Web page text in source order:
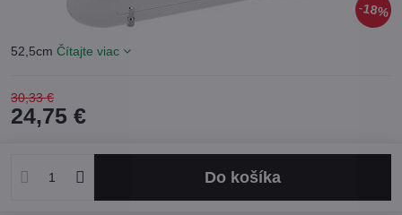
18%
52,5cm Čítajte viac
30,33 €
24,75 €
Do košíka